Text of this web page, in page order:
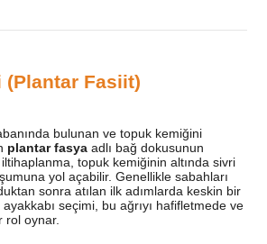
(Plantar Fasiit)
bulunan ve topuk kemiğini
plantar fasyaadlı bağ dokusunun
iltihaplanma, topuk kemiğinin altında sivri
yol açabilir. Genellikle sabahları
sonra atılan ilk adımlarda keskin bir
seçimi, bu ağrıyı hafifletmede ve
rol oynar.